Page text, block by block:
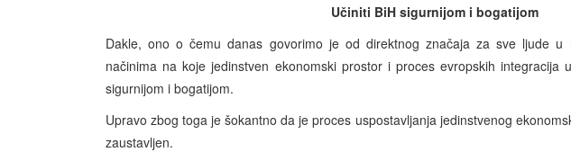
Učiniti BiH sigurnijom i bogatijom
Dakle, ono o čemu danas govorimo je od direktnog značaja za sve ljude u
načinima na koje jedinstven ekonomski prostor i proces evropskih integracija
sigurnijom i bogatijom.
Upravo zbog toga je šokantno da je proces uspostavljanja jedinstvenog
zaustavljen.